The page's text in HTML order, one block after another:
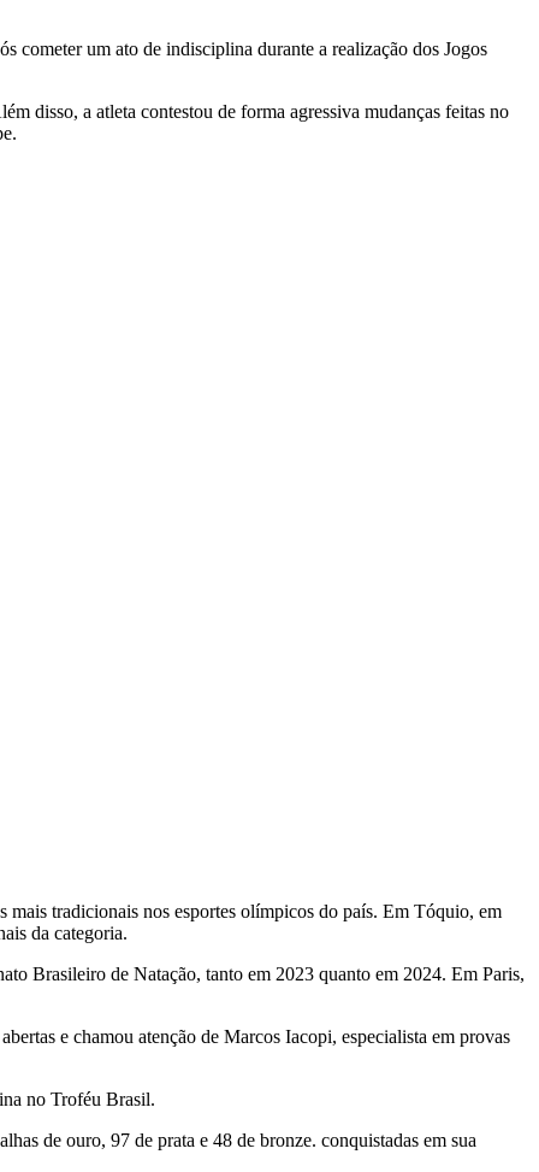
cometer um ato de indisciplina durante a realização dos Jogos
disso, a atleta contestou de forma agressiva mudanças feitas no
mais tradicionais nos esportes olímpicos do país. Em Tóquio, em
da categoria.
Brasileiro de Natação, tanto em 2023 quanto em 2024. Em Paris,
e chamou atenção de Marcos Iacopi, especialista em provas
no Troféu Brasil.
de ouro, 97 de prata e 48 de bronze. conquistadas em sua